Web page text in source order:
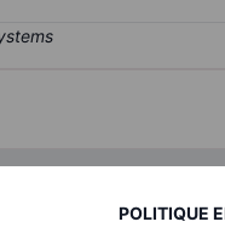
POLITIQUE